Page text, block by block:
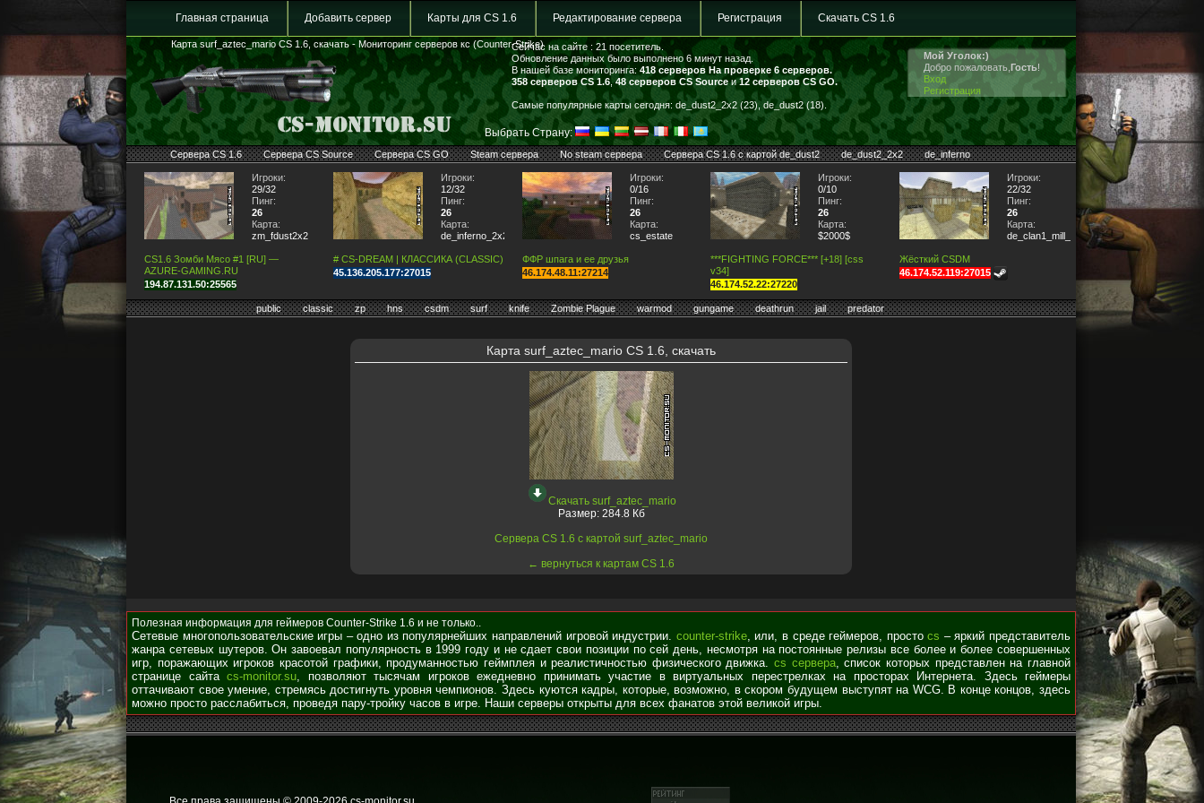
Главная страница Добавить сервер Карты для CS 1.6 Редактирование сервера Регистрация Скачать CS 1.6
Карта surf_aztec_mario CS 1.6, скачать - Мониторинг серверов кс (Counter-Strike)
Выбрать Страну:
Сейчас на сайте : 21 посетитель.
Обновление данных было выполнено 6 минут назад.
В нашей базе мониторинга: 418 серверов На проверке 6 серверов.
358 серверов CS 1.6,48 серверов CS Sourceи12 серверов CS GO.
Самые популярные карты сегодня: de_dust2_2x2 (23), de_dust2 (18).
Мой Уголок:)
Добро пожаловать, Гость!
Вход
Регистрация
Сервера CS 1.6 Сервера CS Source Сервера CS GO Steam сервера No steam сервера Сервера CS 1.6 с картой de_dust2 de_dust2_2x2 de_inferno
Игроки:
29/32
Пинг:
26
Карта:
zm_fdust2x2
CS1.6 Зомби Мясо #1 [RU] —
AZURE-GAMING.RU
194.87.131.50:25565
Игроки:
12/32
Пинг:
26
Карта:
de_inferno_2x2
# CS-DREAM | КЛАССИКА (CLASSIC)
45.136.205.177:27015
Игроки:
0/16
Пинг:
26
Карта:
cs_estate
ФФР шпага и ее друзья
46.174.48.11:27214
Игроки:
0/10
Пинг:
26
Карта:
$2000$
***FIGHTING FORCE*** [+18] [css
v34]
46.174.52.22:27220
Игроки:
22/32
Пинг:
26
Карта:
de_clan1_mill_2x2
Жёсткий CSDM
46.174.52.119:27015
public classic zp hns csdm surf knife Zombie Plague warmod gungame deathrun jail predator
Карта surf_aztec_mario CS 1.6, скачать
Скачать surf_aztec_mario
Размер: 284.8 Кб
Сервера CS 1.6 с картой surf_aztec_mario
← вернуться к картам CS 1.6
Полезная информация для геймеров Counter-Strike 1.6 и не только..
Сетевые многопользовательские игры – одно из популярнейших направлений игровой индустрии. counter-strike, или, в среде геймеров, простоcs – яркий представитель
жанра сетевых шутеров. Он завоевал популярность в 1999 году и не сдает свои позиции по сей день, несмотря на постоянные релизы все более и более совершенных
игр, поражающих игроков красотой графики, продуманностью геймплея и реалистичностью физического движка.cs сервера, список которых представлен на главной
странице сайта cs-monitor.su, позволяют тысячам игроков ежедневно принимать участие в виртуальных перестрелках на просторах Интернета. Здесь геймеры
оттачивают свое умение, стремясь достигнуть уровня чемпионов. Здесь куются кадры, которые, возможно, в скором будущем выступят на WCG. В конце концов, здесь
можно просто расслабиться, проведя пару-тройку часов в игре. Наши серверы открыты для всех фанатов этой великой игры.